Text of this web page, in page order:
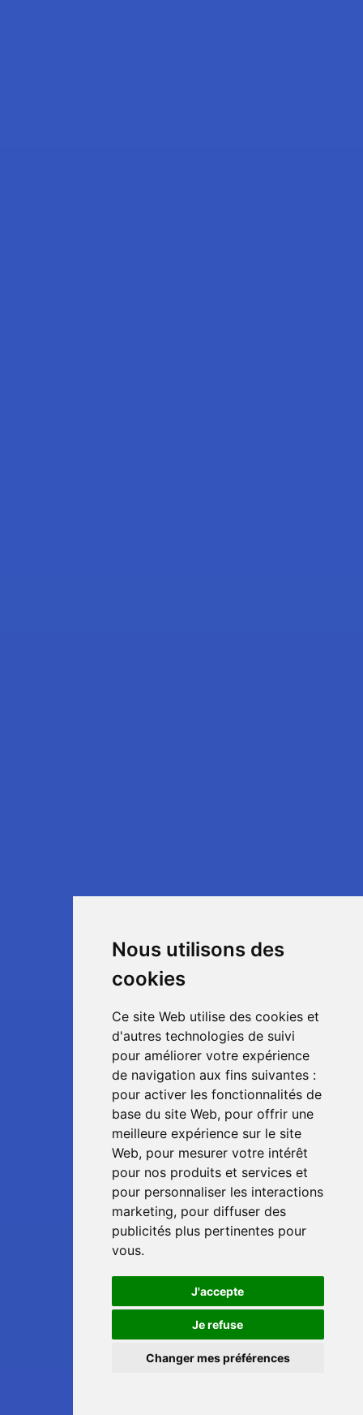
Nous utilisons des
cookies
Ce site Web utilise des cookies et
d'autres technologies de suivi
pour améliorer votre expérience
de navigation aux fins suivantes :
pour activer les fonctionnalités de
base du site Web, pour offrir une
meilleure expérience sur le site
Web, pour mesurer votre intérêt
pour nos produits et services et
pour personnaliser les interactions
marketing, pour diffuser des
publicités plus pertinentes pour
vous.
J'accepte
Je refuse
Changer mes préférences
📞